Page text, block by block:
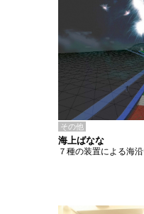
その他
海上ばなな
７種の装置による海